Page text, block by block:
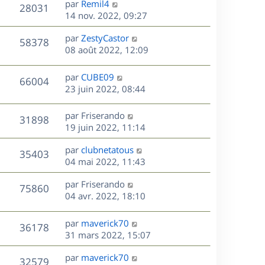
e
s
a
g
e
m
e
s
s
e
s
n
i
e
r
m
e
s
s
e
28031
u
e
D
e
r
n
i
r
m
s
a
e
par Remil4
14 nov. 2022, 09:27
58378V
u
e
s
D
e
i
e
r
m
e
s
a
e
par ZestyCastor
08 août 2022, 12:09
66004V
u
e
D
e
n
i
e
r
m
e
s
s
e
par CUBE09
23 juin 2022, 08:44
31898V
u
e
s
D
e
r
n
i
e
r
m
e
s
s
a
g
par Friserando
19 juin 2022, 11:14
35403V
u
D
e
r
n
i
e
r
m
e
s
par clubnetatous
04 mai 2022, 11:43
75860V
u
e
D
e
n
i
e
r
par Friserando
04 avr. 2022, 18:10
36178V
u
D
e
r
n
par maverick70
31 mars 2022, 15:07
32579V
D
par maverick70